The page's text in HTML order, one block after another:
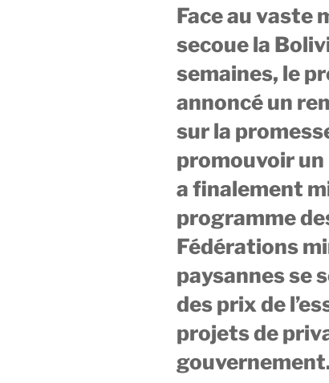
Face au vaste
secoue la
semaines, le
annoncé un
sur la
promouvoir un
a finalement
programme
Fédérations
paysannes se
des prix de
projets de